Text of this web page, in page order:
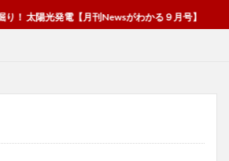
り！ 太陽光発電【月刊Newsがわかる９月号】